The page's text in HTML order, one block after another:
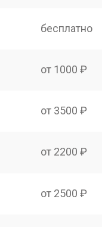
бесплатно
от 1000 ₽
от 3500 ₽
от 2200 ₽
от 2500 ₽